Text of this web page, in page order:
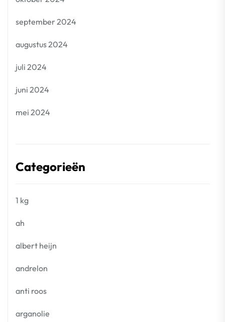
september 2024
augustus 2024
juli 2024
juni 2024
mei 2024
Categorieën
1 kg
ah
albert heijn
andrelon
anti roos
arganolie